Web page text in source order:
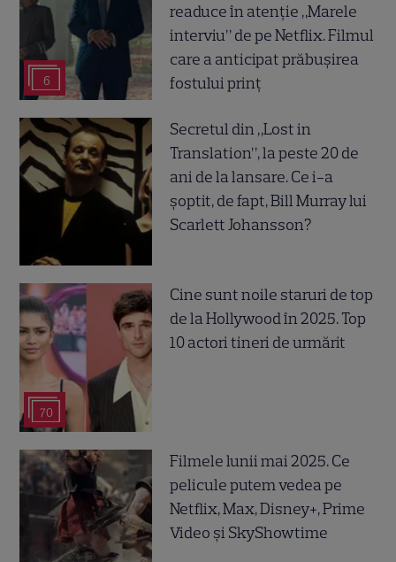
6
readuce în atenție „Marele
interviu” de pe Netflix. Filmul
care a anticipat prăbușirea
fostului prinț
Secretul din „Lost in
Translation”, la peste 20 de
ani de la lansare. Ce i-a
șoptit, de fapt, Bill Murray lui
Scarlett Johansson?
70
Cine sunt noile staruri de top
de la Hollywood în 2025. Top
10 actori tineri de urmărit
Filmele lunii mai 2025. Ce
pelicule putem vedea pe
Netflix, Max, Disney+, Prime
Video și SkyShowtime